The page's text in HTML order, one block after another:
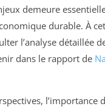
demeure
durable. À
l’analyse détaillée
dans le rapport de
l’importance